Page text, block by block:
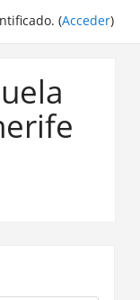
(Acceder)